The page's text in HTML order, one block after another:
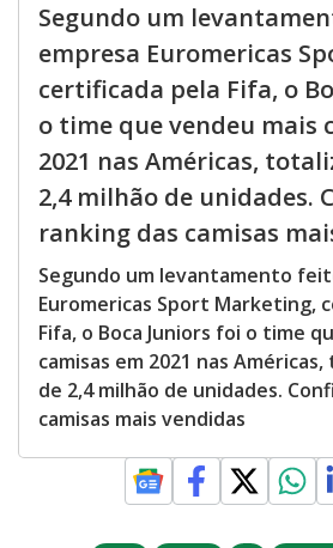
Segundo um
empresa Euromericas
certificada pela Fifa, o
o time que vendeu mais
2021 nas Américas,
2,4 milhão de unidades.
ranking das camisas
Segundo um levantamento
Euromericas Sport Marketing,
Fifa, o Boca Juniors foi o time
camisas em 2021 nas
de 2,4 milhão de unidades.
camisas mais vendidas